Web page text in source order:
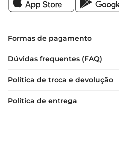
Formas de pagamento
Dúvidas frequentes (FAQ)
Política de troca e devolução
Política de entrega